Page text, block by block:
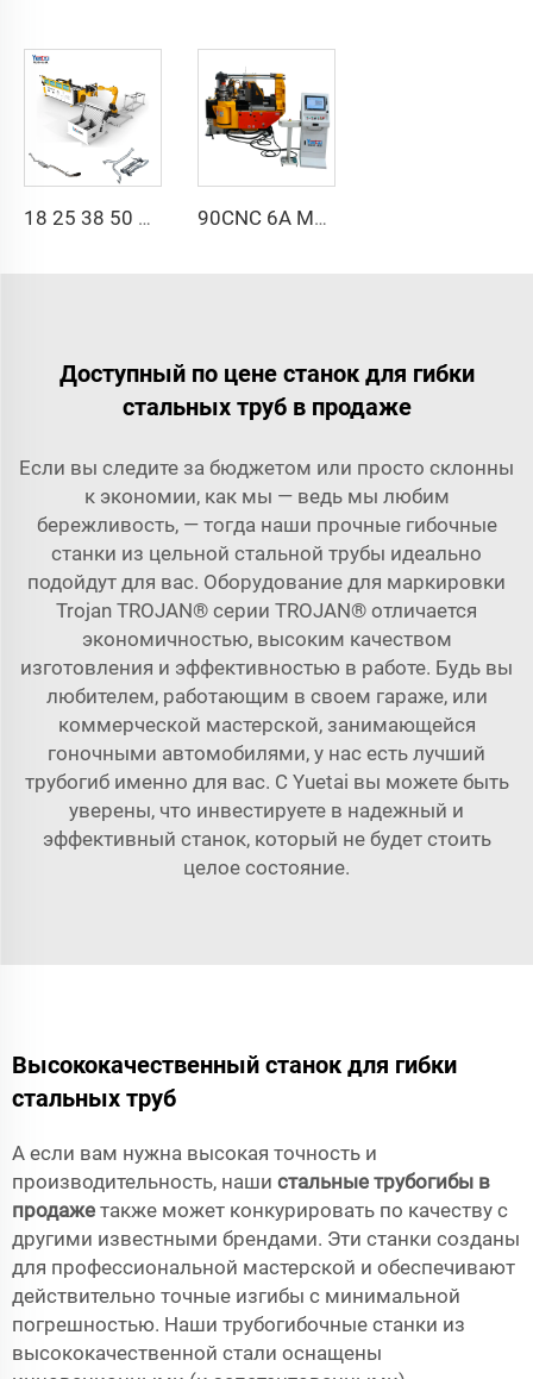
18 25 38 50 CNC 4A 2S Стальная автоматическая трубогибочная машина и машины для гибки труб цена с подачей 1 дюйм 2 дюйма 3 дюйма линия 90CNC 6A MS CNC трубогибочный станок, чугунная квадратная трубогибочная машина с двигателем для алюминия и нержавеющей латунной трубы
Доступный по цене станок для гибки
стальных труб в продаже
Если вы следите за бюджетом или просто склонны
к экономии, как мы — ведь мы любим
бережливость, — тогда наши прочные гибочные
станки из цельной стальной трубы идеально
подойдут для вас. Оборудование для маркировки
Trojan TROJAN® серии TROJAN® отличается
экономичностью, высоким качеством
изготовления и эффективностью в работе. Будь вы
любителем, работающим в своем гараже, или
коммерческой мастерской, занимающейся
гоночными автомобилями, у нас есть лучший
трубогиб именно для вас. С Yuetai вы можете быть
уверены, что инвестируете в надежный и
эффективный станок, который не будет стоить
целое состояние.
Высококачественный станок для гибки
стальных труб
А если вам нужна высокая точность и
производительность, наши стальные трубогибы в
продаже также может конкурировать по качеству с
другими известными брендами. Эти станки созданы
для профессиональной мастерской и обеспечивают
действительно точные изгибы с минимальной
погрешностью. Наши трубогибочные станки из
высококачественной стали оснащены